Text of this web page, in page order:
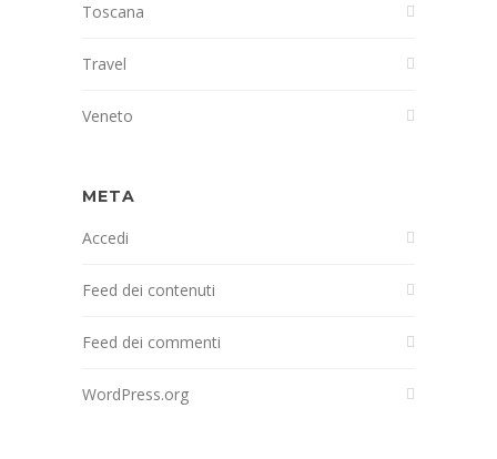
Toscana
Travel
Veneto
META
Accedi
Feed dei contenuti
Feed dei commenti
WordPress.org